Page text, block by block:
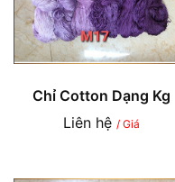
Chỉ Cotton Dạng Kg
Liên hệ / Giá